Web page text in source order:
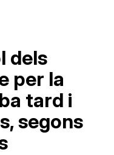
dels
per la
tard i
segons